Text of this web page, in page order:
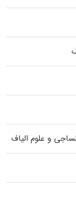
و علوم الیاف